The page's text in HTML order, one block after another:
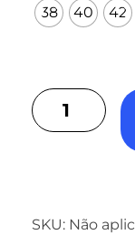
38 40 42
SKU: Não